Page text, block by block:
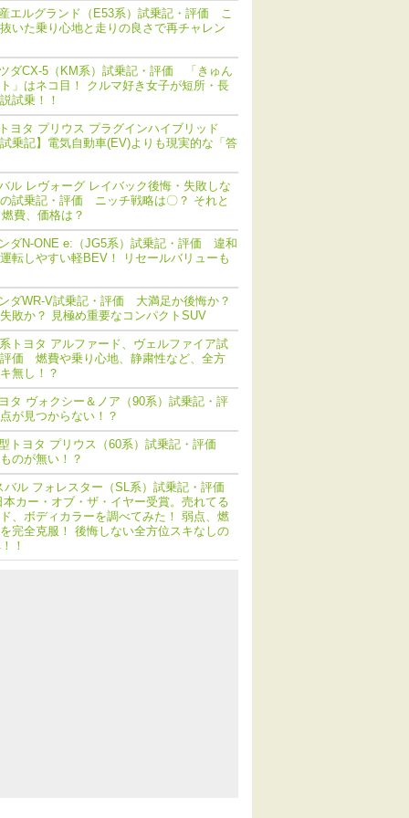
エルグランド（E53系）試乗記・評価 こ
いた乗り心地と走りの良さで再チャレン
ダCX-5（KM系）試乗記・評価 「きゅん
」はネコ目！ クルマ好き女子が短所・長
試乗！！
ヨタ プリウス プラグインハイブリッド
乗記】電気自動車(EV)よりも現実的な「答
ル レヴォーグ レイバック後悔・失敗しな
試乗記・評価 ニッチ戦略は〇？ それと
費、価格は？
ダN-ONE e:（JG5系）試乗記・評価 違和
転しやすい軽BEV！ リセールバリューも
ダWR-V試乗記・評価 大満足か後悔か？
敗か？ 見極め重要なコンパクトSUV
トヨタ アルファード、ヴェルファイア試
価 燃費や乗り心地、静粛性など、全方
無し！？
タ ヴォクシー＆ノア（90系）試乗記・評
が見つからない！？
トヨタ プリウス（60系）試乗記・評価
のが無い！？
バル フォレスター（SL系）試乗記・評価
本カー・オブ・ザ・イヤー受賞。売れてる
、ボディカラーを調べてみた！ 弱点、燃
完全克服！ 後悔しない全方位スキなしの
！